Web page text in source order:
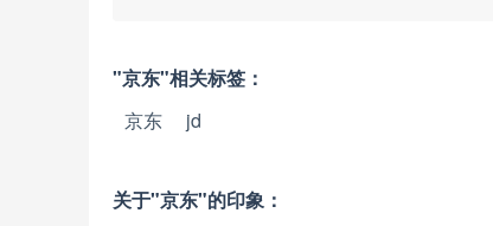
"京东"相关标签：
京东
jd
关于"京东"的印象：